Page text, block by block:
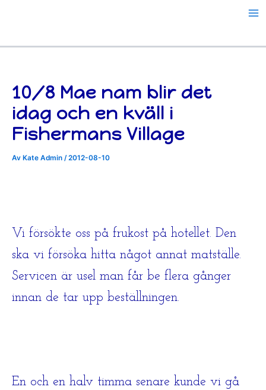
10/8 Mae nam blir det
idag och en kväll i
Fishermans Village
Av Kate Admin /2012-08-10
Vi försökte oss på frukost på hotellet. Den
ska vi försöka hitta något annat matställe.
Servicen är usel man får be flera gånger
innan de tar upp beställningen.
En och en halv timma senare kunde vi gå